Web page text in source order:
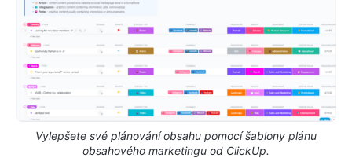
Vylepšete své plánování obsahu pomocí šablony plánu
obsahového marketingu od ClickUp.